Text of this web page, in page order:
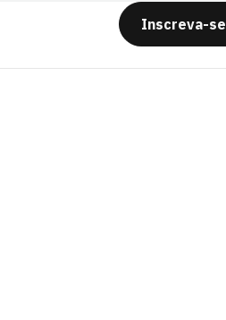
Inscreva-se